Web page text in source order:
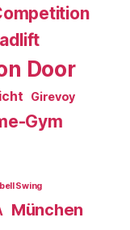
Door
Girevoy
Gym
Swing
München